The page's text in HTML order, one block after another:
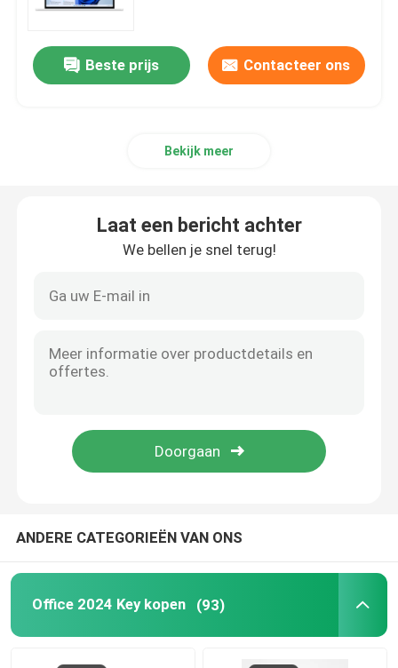
Office 2019-Beroeps plus
Vensters 11 Beroeps
Windows Server 2022
SQL Server-standaard 2019
Beste prijs Contacteer ons
Bekijk meer
Laat een bericht achter
We bellen je snel terug!
ANDERE CATEGORIEËN VAN ONS
Office 2024 Key kopen (93)